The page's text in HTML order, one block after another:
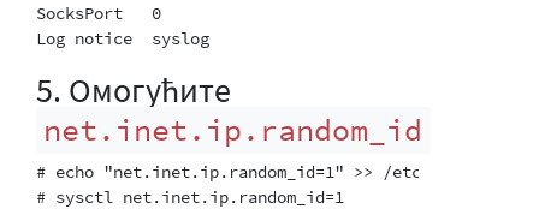
SocksPort   0
5. Омогућите
net.inet.ip.random_id
# echo "net.inet.ip.random_id=1" >> /etc/sysctl.conf